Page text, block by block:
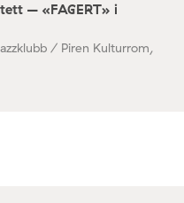
– «FAGERT» i
/ Piren Kulturrom,